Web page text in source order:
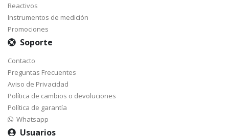
Reactivos
Instrumentos de medición
Promociones
Soporte
Contacto
Preguntas Frecuentes
Aviso de Privacidad
Política de cambios o devoluciones
Política de garantía
Whatsapp
Usuarios